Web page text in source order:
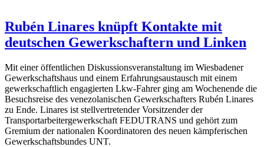
Rubén Linares knüpft Kontakte mit
deutschen Gewerkschaftern und Linken
Mit einer öffentlichen Diskussionsveranstaltung im Wiesbadener
Gewerkschaftshaus und einem Erfahrungsaustausch mit einem
gewerkschaftlich engagierten Lkw-Fahrer ging am Wochenende die
Besuchsreise des venezolanischen Gewerkschafters Rubén Linares
zu Ende. Linares ist stellvertretender Vorsitzender der
Transportarbeitergewerkschaft FEDUTRANS und gehört zum
Gremium der nationalen Koordinatoren des neuen kämpferischen
Gewerkschaftsbundes UNT.